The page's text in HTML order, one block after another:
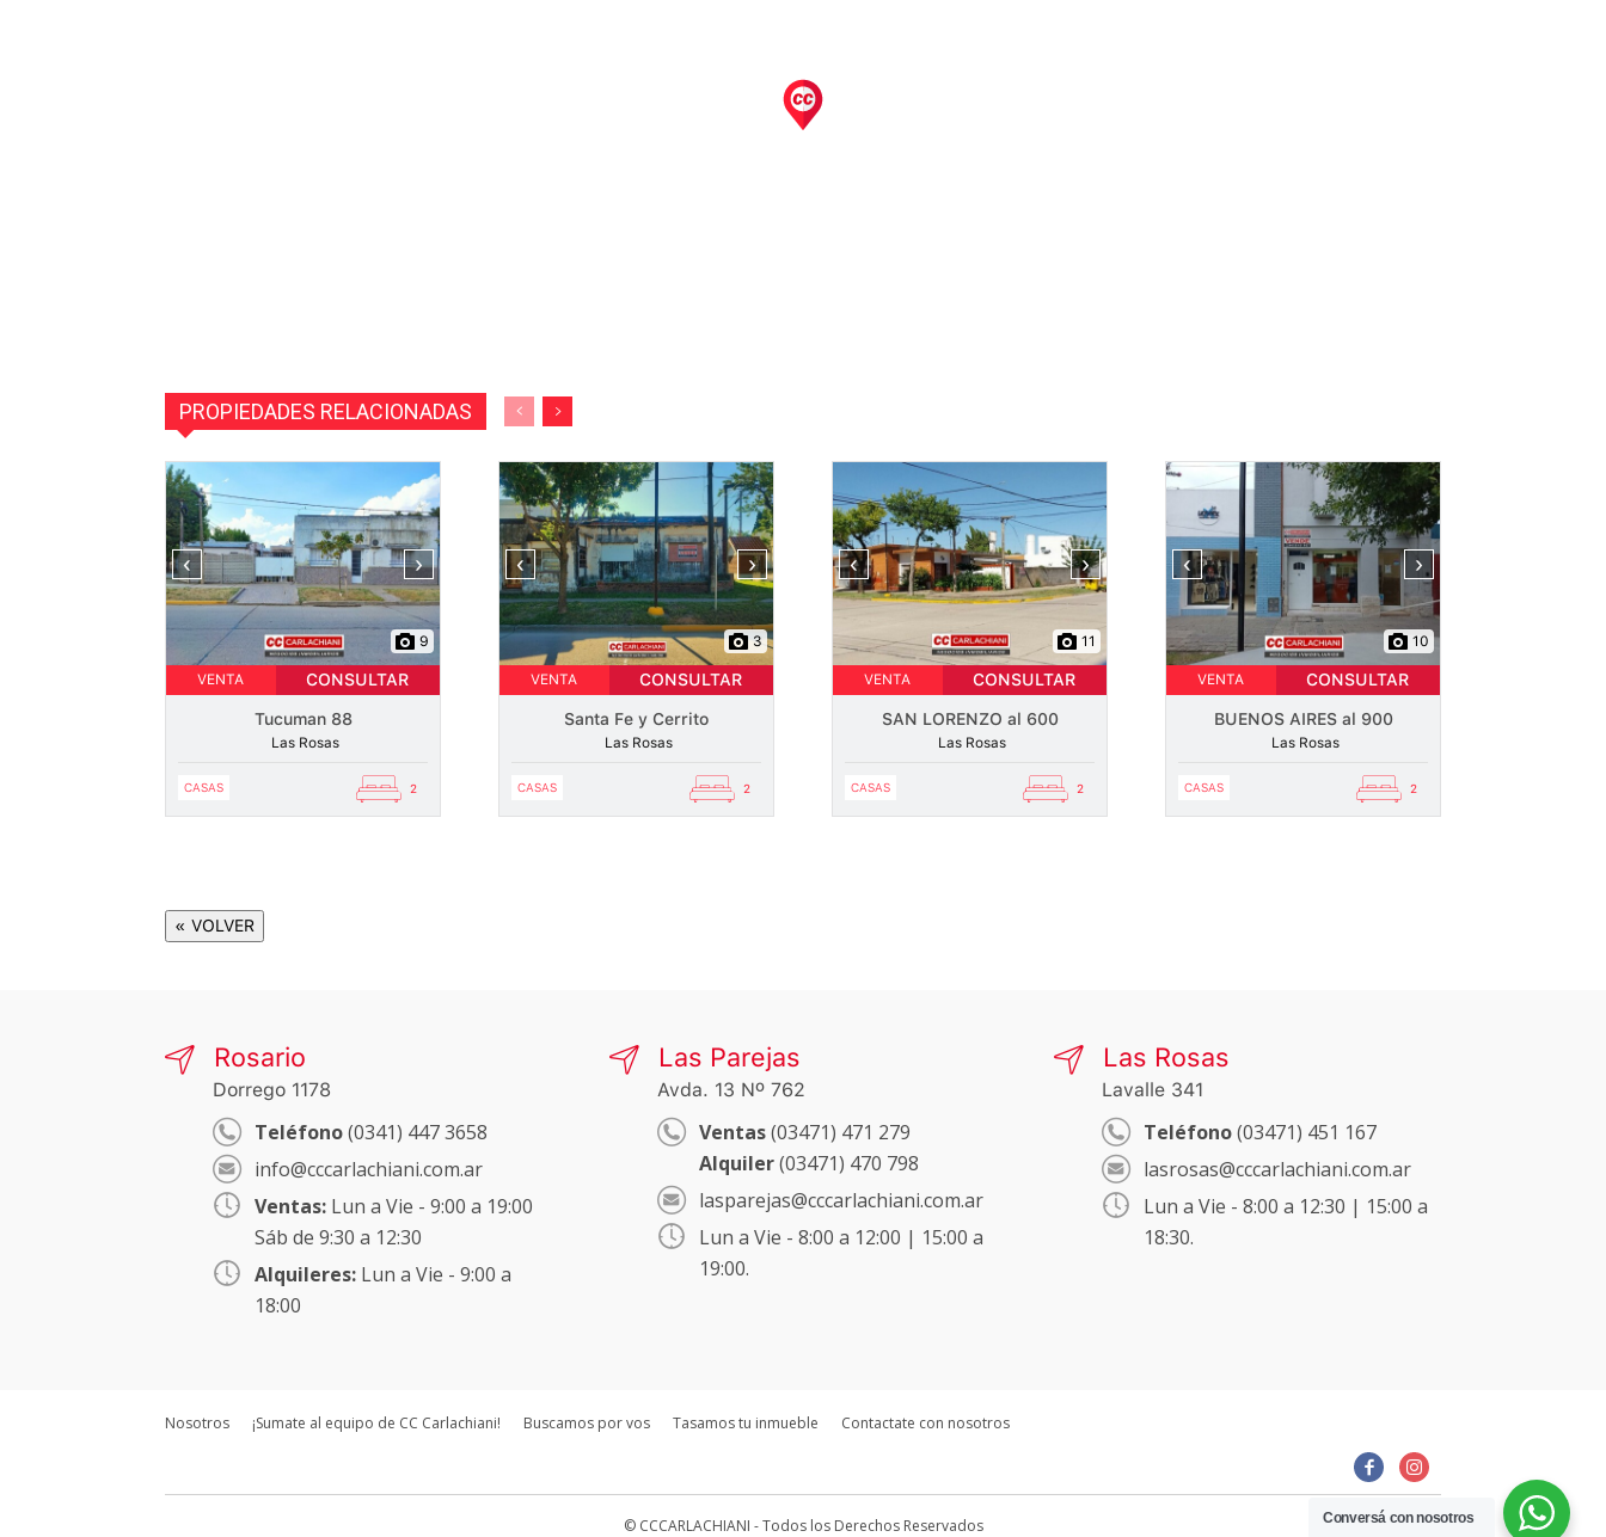
PROPIEDADES RELACIONADAS
‹ ›
9
VENTA CONSULTAR
Tucuman 88
Las Rosas
CASAS 2
‹ ›
3
VENTA CONSULTAR
Santa Fe y Cerrito
Las Rosas
CASAS 2
‹ ›
11
VENTA CONSULTAR
SAN LORENZO al 600
Las Rosas
CASAS 2
‹ ›
10
VENTA CONSULTAR
BUENOS AIRES al 900
Las Rosas
CASAS 2
« VOLVER
Rosario
Dorrego 1178
Teléfono(0341) 447 3658
info@cccarlachiani.com.ar
Ventas: Lun a Vie - 9:00 a 19:00
Sáb de 9:30 a 12:30
Alquileres: Lun a Vie - 9:00 a
18:00
Las Parejas
Avda. 13 Nº 762
Ventas(03471) 471 279
Alquiler(03471) 470 798
lasparejas@cccarlachiani.com.ar
Lun a Vie - 8:00 a 12:00 | 15:00 a
19:00.
Las Rosas
Lavalle 341
Teléfono(03471) 451 167
lasrosas@cccarlachiani.com.ar
Lun a Vie - 8:00 a 12:30 | 15:00 a
18:30.
Nosotros ¡Sumate al equipo de CC Carlachiani! Buscamos por vos Tasamos tu inmueble Contactate con nosotros
© CCCARLACHIANI - Todos los Derechos Reservados Conversá con nosotros